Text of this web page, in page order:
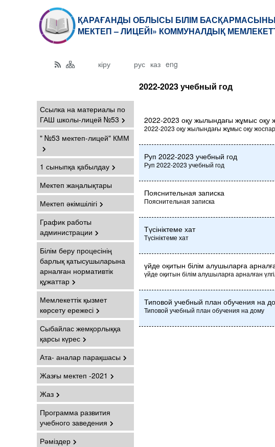
ҚАРАҒАНДЫ ОБЛЫСЫ БІЛІМ
МЕКТЕП – ЛИЦЕЙІ» КОММУНАЛДЫҚ
кіру рус каз eng
Ссылка на материалы по
ГАШ школы-лицей №53
" №53 мектеп-лицей" КММ
1 сыныпқа қабылдау
Мектеп жаңалықтары
Мектеп әкімшілігі
График работы
администрации
Білім беру процесінің
барлық қатысушыларына
арналған нормативтік
құжаттар
Мемлекеттік қызмет
көрсету ережесі
Сыбайлас жемқорлыққа
қарсы күрес
Ата- аналар парақшасы
Жазғы мектеп -2021
Жаз
Программа развития
учебного заведения
Рәміздер
2022-2023 учебный год
2022-2023 оқу жылындағы жұмыс оқу
2022-2023 оқу жылындағы жұмыс оқу
Руп 2022-2023 учебный год
Руп 2022-2023 учебный год
Пояснительная записка
Пояснительная записка
Түсініктеме хат
Түсініктеме хат
үйде оқитын білім алушыларға
үйде оқитын білім алушыларға арналған
Типовой учебный план обучения на
Типовой учебный план обучения на дому